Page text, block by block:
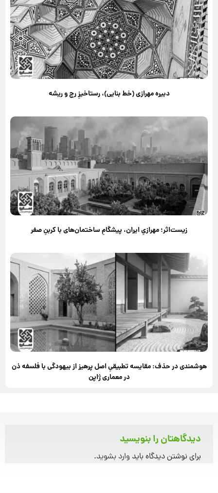
دبیره مهرازی (خط بنایی)، رستاخیزِ رج و ریشه
زیست‌اثر؛ مهرازیِ ایران، پیشگامِ ساختمان‌های با کربنِ صفر
هوشمندی در حذف: مقایسه تطبیقیِ اصل پرهیز از بیهودگی با فلسفه ذن
در معماری ژاپن
دیدگاهتان را بنویسید
برای نوشتن دیدگاه باید وارد بشوید.